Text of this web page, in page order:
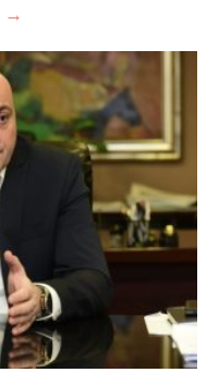
→
комерцијална
зграда
во
Битола
12
години
(07.11.2024)